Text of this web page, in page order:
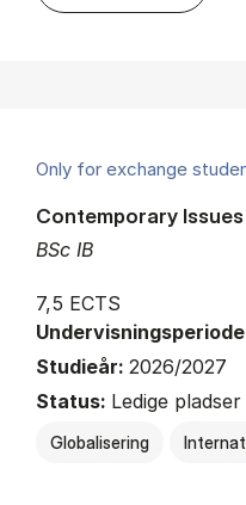
Only for exchange
BSc IB
Contemporary
7,5 ECTS
Studieår: 2026/2027
Status: Ledige pladser
Globalisering